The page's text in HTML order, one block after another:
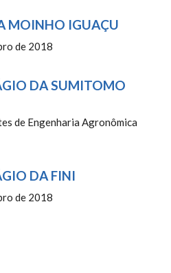
MOINHO IGUAÇU
de 2018
DA SUMITOMO
de Engenharia Agronômica
DA FINI
de 2018